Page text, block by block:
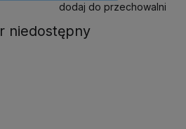
dodaj do przechowalni
niedostępny